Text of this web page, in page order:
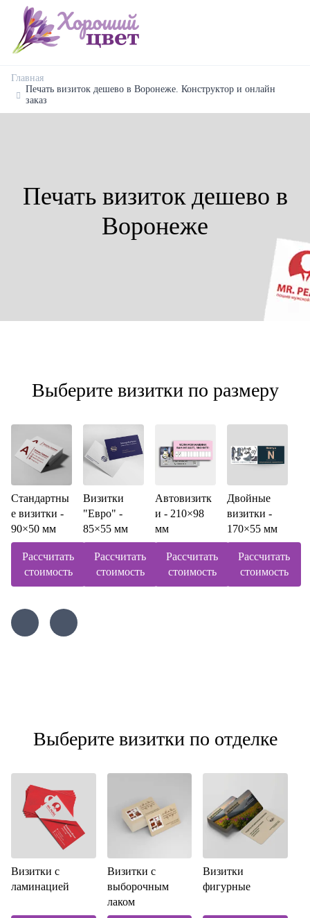
Главная
Печать визиток дешево в Воронеже. Конструктор и онлайн
заказ
Печать визиток дешево в
Воронеже
Выберите визитки по размеру
Стандартны
е визитки -
90×50 мм
Рассчитать
стоимость
Визитки
"Евро" -
85×55 мм
Рассчитать
стоимость
Автовизитк
и - 210×98
мм
Рассчитать
стоимость
Двойные
визитки -
170×55 мм
Рассчитать
стоимость
Выберите визитки по отделке
Визитки с
ламинацией
Визитки с
выборочным
лаком
Визитки
фигурные